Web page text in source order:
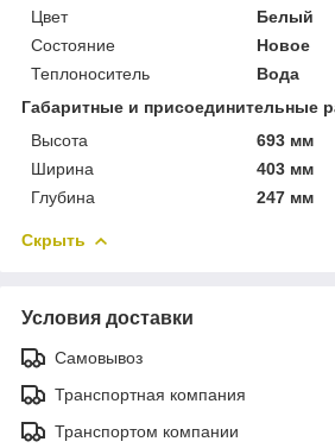
Цвет
Белый
Состояние
Новое
Теплоноситель
Вода
Габаритные и присоединительные
Высота
693 мм
Ширина
403 мм
Глубина
247 мм
Скрыть
Условия доставки
Самовывоз
Транспортная компания
Транспортом компании